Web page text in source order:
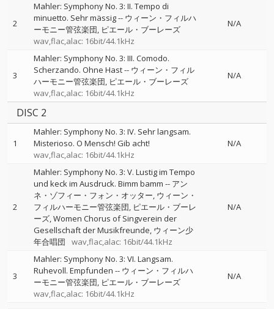
2
Mahler: Symphony No. 3: II. Tempo di
minuetto. Sehr mässig-- ウィーン・フィルハ
ーモニー管弦楽団 ピエール・ブーレーズ
wav,flac,alac: 16bit/44.1kHz
N/A
3
Mahler: Symphony No. 3: III. Comodo.
Scherzando. Ohne Hast-- ウィーン・フィル
ハーモニー管弦楽団 ピエール・ブーレーズ
wav,flac,alac: 16bit/44.1kHz
N/A
DISC 2
1
Mahler: Symphony No. 3: IV. Sehr langsam.
Misterioso. O Mensch! Gib acht!
wav,flac,alac: 16bit/44.1kHz
N/A
2
Mahler: Symphony No. 3: V. Lustig im Tempo
und keck im Ausdruck. Bimm bamm -- アン
ネ・ゾフィー・フォン・オッター ウィーン・
フィルハーモニー管弦楽団 ピエール・ブーレ
ーズ Women Chorus of Singverein der
Gesellschaft der Musikfreunde ウィーン少
年合唱団
wav,flac,alac: 16bit/44.1kHz
N/A
3
Mahler: Symphony No. 3: VI. Langsam.
Ruhevoll. Empfunden -- ウィーン・フィルハ
ーモニー管弦楽団 ピエール・ブーレーズ
wav,flac,alac: 16bit/44.1kHz
N/A